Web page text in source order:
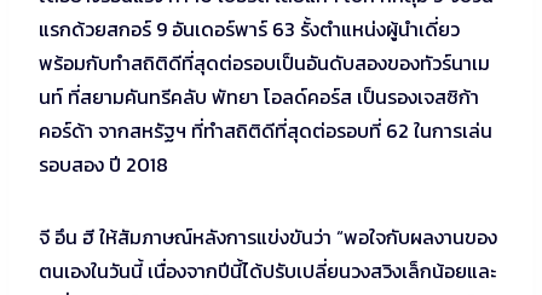
แรกด้วยสกอร์ 9 อันเดอร์พาร์ 63 รั้งตำแหน่งผู้นำเดี่ยว
พร้อมกับทำสถิติดีที่สุดต่อรอบเป็นอันดับสองของทัวร์นาเม
นท์ ที่สยามคันทรีคลับ พัทยา โอลด์คอร์ส เป็นรองเจสซิก้า
คอร์ด้า จากสหรัฐฯ ที่ทำสถิติดีที่สุดต่อรอบที่ 62 ในการเล่น
รอบสอง ปี 2018
จี อึน ฮี ให้สัมภาษณ์หลังการแข่งขันว่า “พอใจกับผลงานของ
ตนเองในวันนี้ เนื่องจากปีนี้ได้ปรับเปลี่ยนวงสวิงเล็กน้อยและ